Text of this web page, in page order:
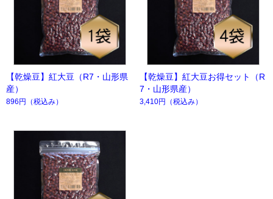
【乾燥豆】紅大豆（R7・山形県
産）
896円 （税込み）
【乾燥豆】紅大豆お得セット（R
7・山形県産）
3,410円 （税込み）